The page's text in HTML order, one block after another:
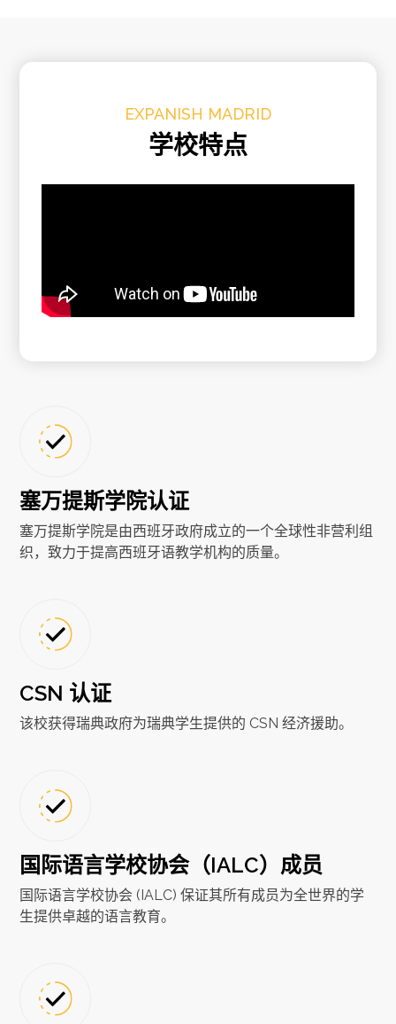
EXPANISH MADRID
学校特点
塞万提斯学院认证
塞万提斯学院是由西班牙政府成立的一个全球性非营利组
织，致力于提高西班牙语教学机构的质量。
CSN 认证
该校获得瑞典政府为瑞典学生提供的 CSN 经济援助。
国际语言学校协会（IALC）成员
国际语言学校协会 (IALC) 保证其所有成员为全世界的学
生提供卓越的语言教育。